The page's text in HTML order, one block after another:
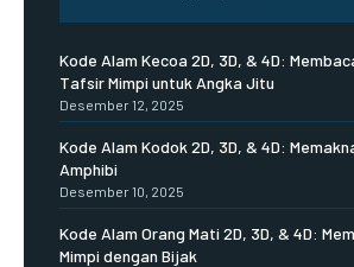
Kode Alam Kecoa 2D, 3D, & 4D:
Tafsir Mimpi untuk Angka Jitu
Desember 12, 2025
Kode Alam Kodok 2D, 3D, & 4D:
Amphibi
Desember 10, 2025
Kode Alam Orang Mati 2D, 3D, & 4D:
Mimpi dengan Bijak